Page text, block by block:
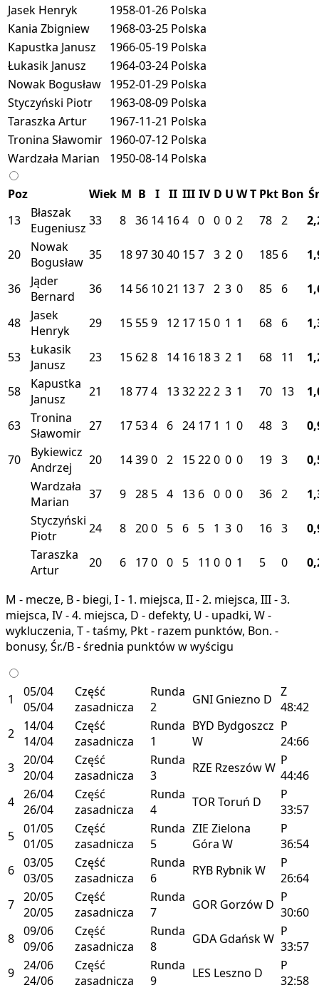
Jasek Henryk
1958-01-26 Polska
Kania Zbigniew
1968-03-25 Polska
Kapustka Janusz
1966-05-19 Polska
Łukasik Janusz
1964-03-24 Polska
Nowak Bogusław 1952-01-29 Polska
Styczyński Piotr
1963-08-09 Polska
Taraszka Artur
1967-11-21 Polska
Tronina Sławomir 1960-07-12 Polska
Wardzała Marian
1950-08-14 Polska
Poz Wiek M B I II III IV D U WT Pkt Bon
13
Błaszak
Eugeniusz 33 8 36 14 164 0 0 0 2 78 2
20
Nowak
Bogusław 35 18973040 157 3 2 0 185 6
36
Jąder
Bernard
36 14 56 1021 137 2 3 0 85 6
48
Jasek
Henryk
29 15 559 12 17 150 1 1 68 6
53
Łukasik
Janusz
23 15 628 14 16 183 2 1 68 11
58
Kapustka
Janusz
21 18774 1332222 3 1 70 13
63
Tronina
Sławomir 27 17 534 6 24 17 1 1 0 48 3
70
Bykiewicz
Andrzej
20 14390 2 15220 0 0 19 3
Wardzała
Marian
37 9 28 5 4 13 6 0 0 0 36 2
Styczyński
Piotr
24 8 200 5 6 5 1 3 0 16 3
Taraszka
Artur
20 6 170 0 5 11 0 0 1 5 0
M - mecze, B - biegi, I - 1. miejsca, II - 2. miejsca, III - 3.
miejsca, IV - 4. miejsca, D - defekty, U - upadki, W -
wykluczenia, T - taśmy, Pkt - razem punktów, Bon. -
bonusy, Śr./B - średnia punktów w wyścigu
1
05/04
05/04
Część
zasadnicza
Runda
2
GNI Gniezno D Z
48:42
2
14/04
14/04
Część
zasadnicza
Runda
1
BYD Bydgoszcz
W
P
24:66
3 20/04
20/04
Część
zasadnicza
Runda
3
RZE RzeszówW P
44:46
4 26/04
26/04
Część
zasadnicza
Runda
4
TORToruń D
P
33:57
5 01/05
01/05
Część
zasadnicza
Runda
5
ZIE Zielona
Góra W
P
36:54
6 03/05
03/05
Część
zasadnicza
Runda
6
RYB RybnikW
P
26:64
7 20/05
20/05
Część
zasadnicza
Runda
7
GOR Gorzów D P
30:60
8 09/06
09/06
Część
zasadnicza
Runda
8
GDA GdańskW P
33:57
9 24/06
24/06
Część
zasadnicza
Runda
9
LES Leszno D
P
32:58